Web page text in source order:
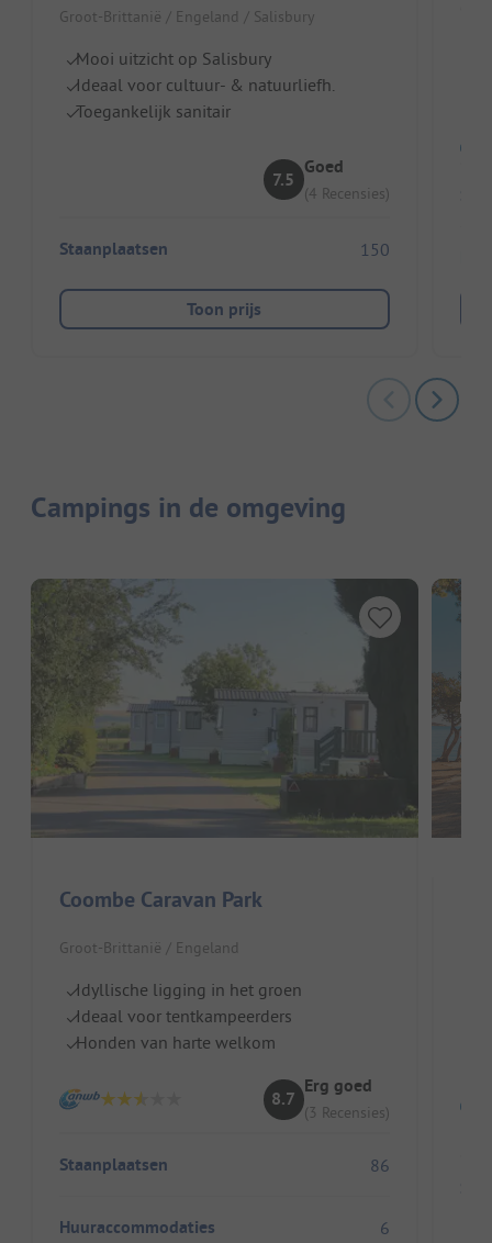
Groot-Brittanië / Engeland / Salisbury
Mooi uitzicht op Salisbury
Ideaal voor cultuur- & natuurliefh.
Toegankelijk sanitair
7.5
Goed
(4 Recensies)
Staanplaatsen 150
Toon prijs
Campings in de omgeving
Coombe Caravan Park
Groot-Brittanië / Engeland
Idyllische ligging in het groen
Ideaal voor tentkampeerders
Honden van harte welkom
8.7
Erg goed
(3 Recensies)
Staanplaatsen 86
Huuraccommodaties 6